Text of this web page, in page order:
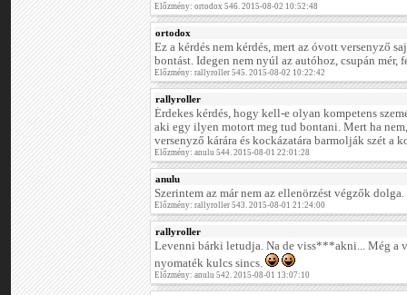
Előzmény: ortodox 546. 2015-08-02 10:52:48
ortodox
Ez a kérdés nem kérdés, mert az óvott versenyző
bontást. Idegen nem nyúl az autóhoz, csupán mér,
Előzmény: rallyroller 545. 2015-08-02 10:22:42
rallyroller
Érdekes kérdés, hogy kell-e olyan kompetens
aki egy ilyen motort meg tud bontani. Mert ha
versenyző kárára és kockázatára barmolják szét a
Előzmény: anulu 544. 2015-08-01 22:01:28
anulu
Szerintem az már nem az ellenörzést végzők dolga.
Előzmény: rallyroller 543. 2015-08-01 21:24:00
rallyroller
Levenni bárki letudja. Na de viss***akni... Még a
nyomaték kulcs sincs.
Előzmény: anulu 542. 2015-08-01 13:07:10